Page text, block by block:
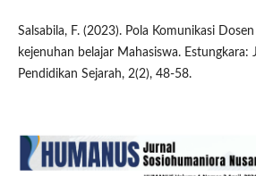
Salsabila, F. (2023). Pola Komunikasi
kejenuhan belajar Mahasiswa. Estungkara:
Pendidikan Sejarah, 2(2), 48-58.